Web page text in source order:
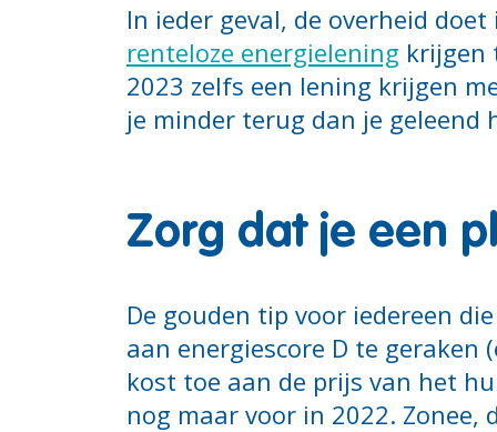
In ieder geval, de overheid
renteloze energielening krijgen
2023 zelfs een lening krijgen
je minder terug dan je geleend
Zorg dat je een
De gouden tip voor iedereen
aan energiescore D te geraken
kost toe aan de prijs van het
nog maar voor in 2022. Zonee,